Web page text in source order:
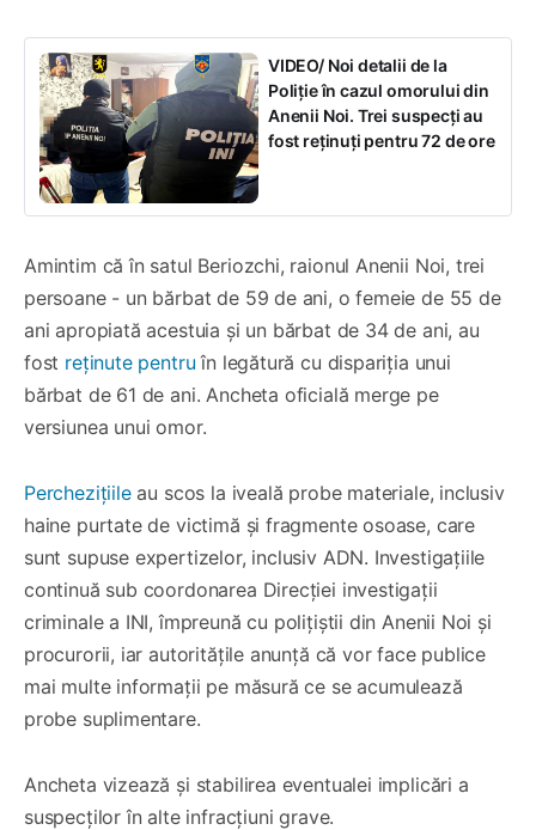
VIDEO/ Noi detalii de la
Poliție în cazul omorului din
Anenii Noi. Trei suspecți au
fost reținuți pentru 72 de ore
Amintim că în satul Beriozchi, raionul Anenii Noi, trei
persoane - un bărbat de 59 de ani, o femeie de 55 de
ani apropiată acestuia și un bărbat de 34 de ani, au
fost reținute pentru în legătură cu dispariția unui
bărbat de 61 de ani. Ancheta oficială merge pe
versiunea unui omor.
Perchezițiileau scos la iveală probe materiale, inclusiv
haine purtate de victimă și fragmente osoase, care
sunt supuse expertizelor, inclusiv ADN. Investigațiile
continuă sub coordonarea Direcției investigații
criminale a INI, împreună cu polițiștii din Anenii Noi și
procurorii, iar autoritățile anunță că vor face publice
mai multe informații pe măsură ce se acumulează
probe suplimentare.
Ancheta vizează și stabilirea eventualei implicări a
suspecților în alte infracțiuni grave.